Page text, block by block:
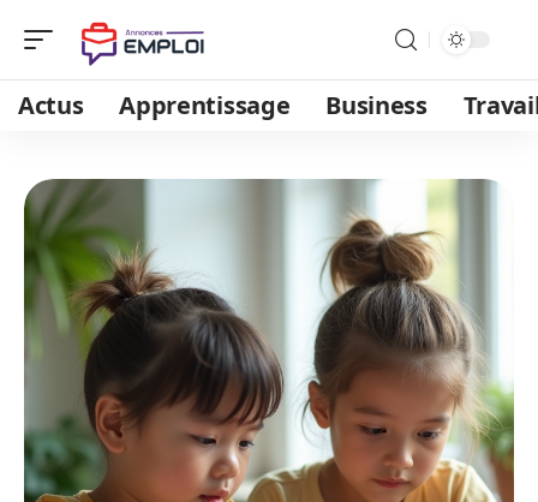
Actus Apprentissage Business